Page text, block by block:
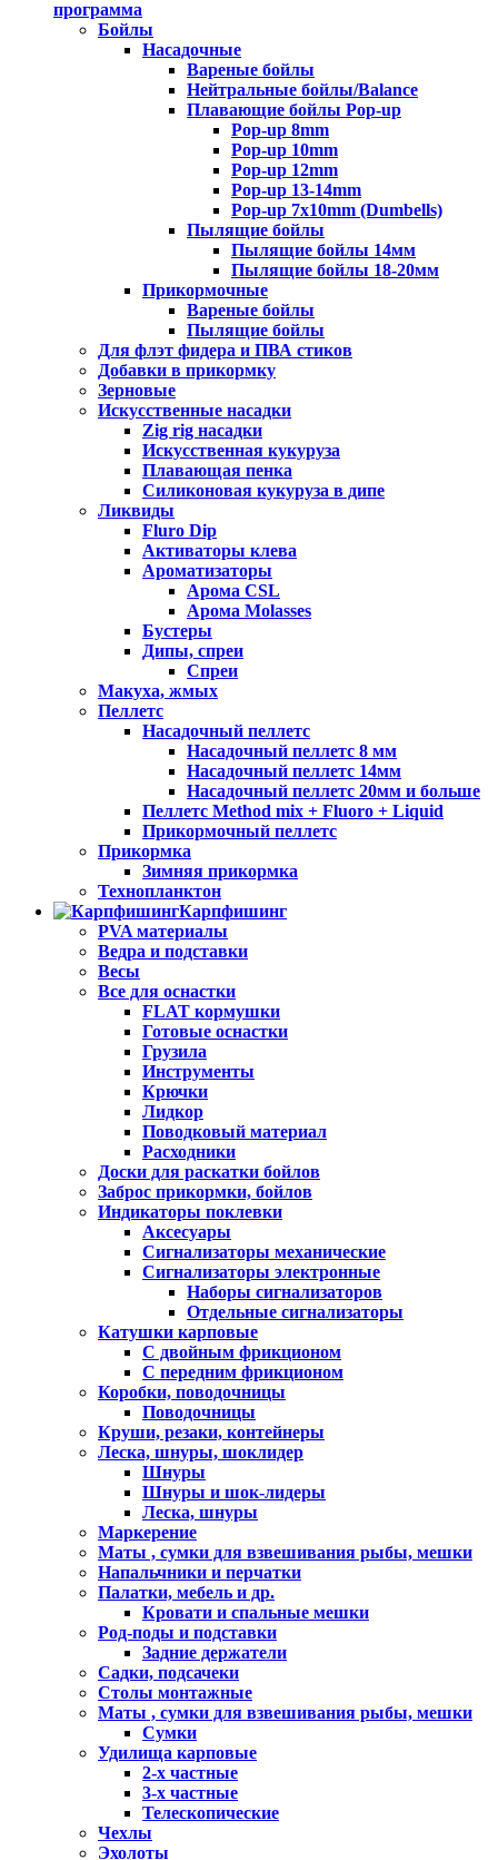
программа
Бойлы
Насадочные
Вареные бойлы
Нейтральные бойлы/Balance
Плавающие бойлы Pop-up
Pop-up 8mm
Pop-up 10mm
Pop-up 12mm
Pop-up 13-14mm
Pop-up 7x10mm (Dumbells)
Пылящие бойлы
Пылящие бойлы 14мм
Пылящие бойлы 18-20мм
Прикормочные
Вареные бойлы
Пылящие бойлы
Для флэт фидера и ПВА стиков
Добавки в прикормку
Зерновые
Искусственные насадки
Zig rig насадки
Искусственная кукуруза
Плавающая пенка
Силиконовая кукуруза в дипе
Ликвиды
Fluro Dip
Активаторы клева
Ароматизаторы
Арома CSL
Арома Molasses
Бустеры
Дипы, спреи
Спреи
Макуха, жмых
Пеллетс
Насадочный пеллетс
Насадочный пеллетс 8 мм
Насадочный пеллетс 14мм
Насадочный пеллетс 20мм и больше
Пеллетс Method mix + Fluoro + Liquid
Прикормочный пеллетс
Прикормка
Зимняя прикормка
Технопланктон
Карпфишинг
PVA материалы
Ведра и подставки
Весы
Все для оснастки
FLAT кормушки
Готовые оснастки
Грузила
Инструменты
Крючки
Лидкор
Поводковый материал
Расходники
Доски для раскатки бойлов
Заброс прикормки, бойлов
Индикаторы поклевки
Аксесуары
Сигнализаторы механические
Сигнализаторы электронные
Наборы сигнализаторов
Отдельные сигнализаторы
Катушки карповые
С двойным фрикционом
С передним фрикционом
Коробки, поводочницы
Поводочницы
Круши, резаки, контейнеры
Леска, шнуры, шоклидер
Шнуры
Шнуры и шок-лидеры
Леска, шнуры
Маркерение
Маты , сумки для взвешивания рыбы, мешки
Напальчники и перчатки
Палатки, мебель и др.
Кровати и спальные мешки
Род-поды и подставки
Задние держатели
Садки, подсачеки
Столы монтажные
Маты , сумки для взвешивания рыбы, мешки
Сумки
Удилища карповые
2-х частные
3-х частные
Телескопические
Чехлы
Эхолоты